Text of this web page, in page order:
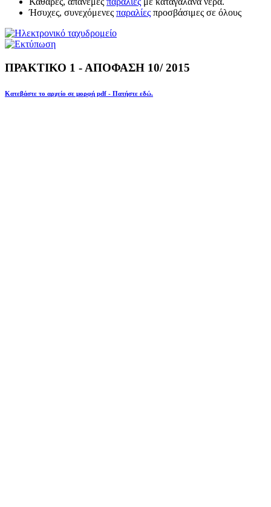
Ήσυχες, συνεχόμενες παραλίες προσβάσιμες σε όλους
ΠΡΑΚΤΙΚΟ 1 - ΑΠΟΦΑΣΗ 10/ 2015
Κατεβάστε το αρχείο σε μορφή pdf - Πατήστε εδώ.